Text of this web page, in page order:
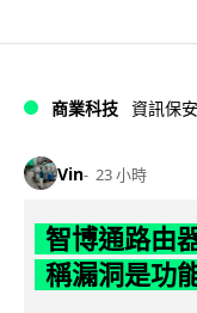
商業科技 資訊保安
Vin 23 小時
智博通路由
稱漏洞是功